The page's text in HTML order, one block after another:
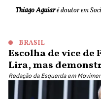
Thiago Aguiaré doutor em
BRASIL
Escolha de vice
Lira, mas
Redação da Esquerda em